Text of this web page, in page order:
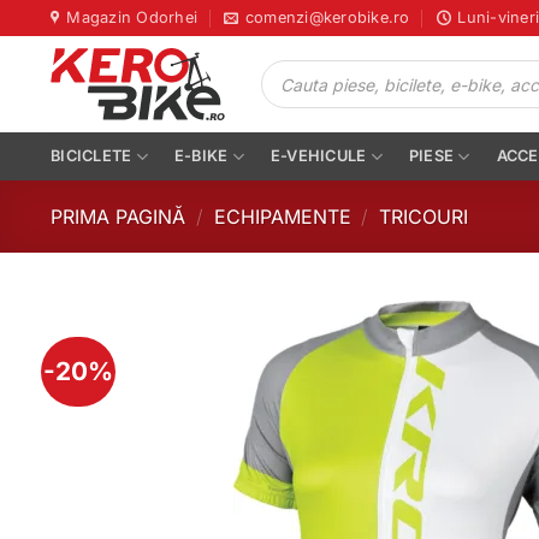
to
content
Magazin Odorhei comenzi@kerobike.ro Luni-
Products
search
BICICLETE E-BIKE E-VEHICULE PIESE
PRIMA PAGINĂ / ECHIPAMENTE / TRICOURI
-20%